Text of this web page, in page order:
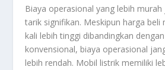
Biaya operasional yang lebih
tarik signifikan. Meskipun harga beli
kali lebih tinggi dibandingkan
konvensional, biaya operasional
lebih rendah. Mobil listrik memiliki